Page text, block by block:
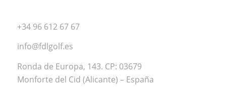
+34 96 612 67 67
info@fdlgolf.es
Ronda de Europa, 143. CP: 03679
Monforte del Cid (Alicante) – España